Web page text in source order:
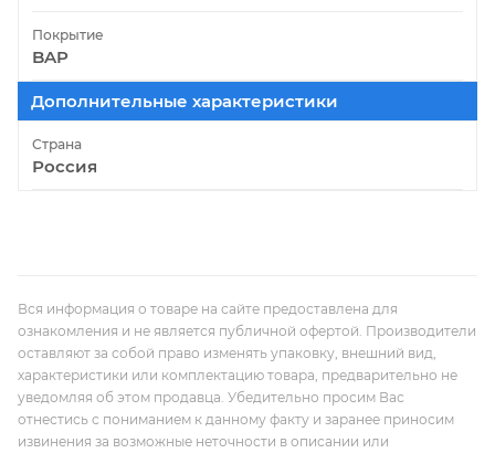
Покрытие
BAP
Дополнительные характеристики
Страна
Россия
Вся информация о товаре на сайте предоставлена для
ознакомления и не является публичной офертой. Производители
оставляют за собой право изменять упаковку, внешний вид,
характеристики или комплектацию товара, предварительно не
уведомляя об этом продавца. Убедительно просим Вас
отнестись с пониманием к данному факту и заранее приносим
извинения за возможные неточности в описании или